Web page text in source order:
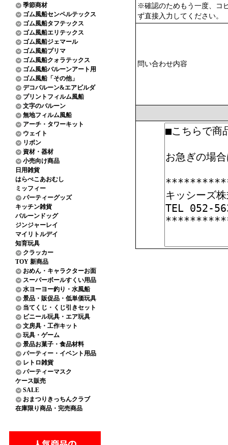
季節商材
ゴム風船センペルテックス
ゴム風船タフテックス
ゴム風船エリテックス
ゴム風船ジェマール
ゴム風船プリマ
ゴム風船クォラテックス
ゴム風船バルーンアート用
ゴム風船「その他」
デコバルーン&エアビルダ
プリントフィルム風船
文字のバルーン
無地フィルム風船
アーチ・タワーキット
ウェイト
リボン
資材・器材
小売向け商品
日用雑貨
はらぺこあおむし
ミッフィー
パーティーグッズ
キッチン雑貨
バルーンドッグ
ジンジャーレイ
マイリトルデイ
知育玩具
クラッカー
TOY 新商品
おめん・キャラクターお面
スーパーボールすくい用品
水ヨーヨー釣り・水風船
景品・販促品・低単価玩具
当てくじ・くじ引きセット
ビニール玩具・エア玩具
文房具・工作キット
玩具・ゲーム
景品お菓子・食品材料
パーティー・イベント用品
レトロ雑貨
パーティーマスク
ケース販売
SALE
おまつりきっちんクラブ
在庫限り商品・完売商品
※確認のためもう一度、コ
ず直接入力してください。
問い合わせ内容